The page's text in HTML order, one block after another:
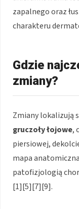
zapalnego oraz
charakteru
Gdzie
zmiany?
Zmiany lokalizują
gruczoły łojowe,
piersiowej,
mapa
patofizjologią
[1][5][7][9].